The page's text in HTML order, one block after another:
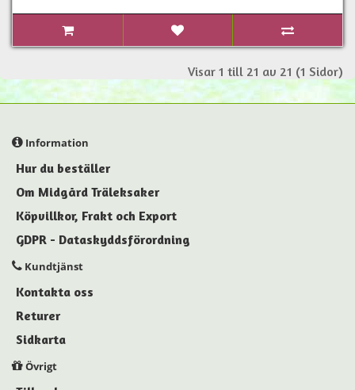
Visar 1 till 21 av 21 (1 Sidor)
Information
Hur du beställer
Om Midgård Träleksaker
Köpvillkor, Frakt och Export
GDPR - Dataskyddsförordning
Kundtjänst
Kontakta oss
Returer
Sidkarta
Övrigt